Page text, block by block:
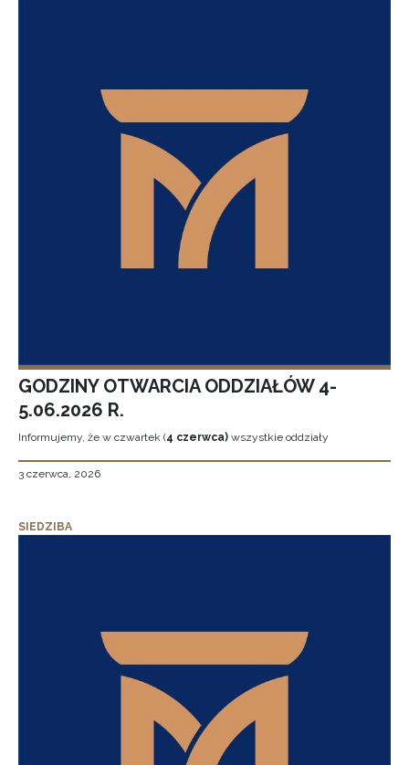
GODZINY OTWARCIA ODDZIAŁÓW 4-
5.06.2026 R.
Informujemy, że w czwartek (4 czerwca) wszystkie oddziały
3 czerwca, 2026
SIEDZIBA